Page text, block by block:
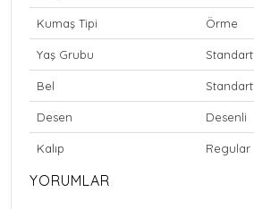
Kumaş Tipi Örme
Yaş Grubu Standart
Bel Standart
Desen Desenli
Kalıp Regular
YORUMLAR